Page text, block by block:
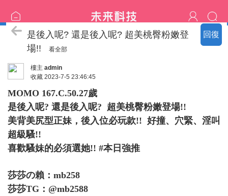
回復
臺中の名單
是後入呢? 還是後入呢? 超美桃臀粉嫩登
場!!
看全部
樓主 admin
收藏 2023-7-5 23:46:45
MOMO 167.C.50.27歲
是後入呢? 還是後入呢? 超美桃臀粉嫩登場!!
美背美尻型正妹，後入位必玩款!! 好撞、穴緊、淫叫
超級騷!!
喜歡騷妹的必須選她!! #本日強推
莎莎の賴：mb258
莎莎TG：@mb2588